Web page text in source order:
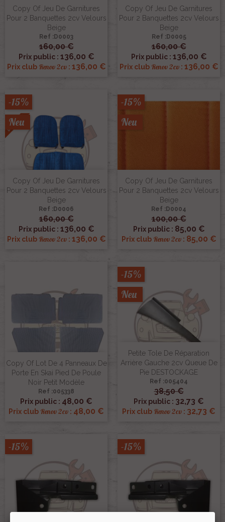
Copy Of Jeu De Garnitures
Pour 2 Banquettes 2cv Velours
Beige
Ref :D0003
160,00 €
Prix public : 136,00 €
Prix club Renov 2cv: 136,00 €
Copy Of Jeu De Garnitures
Pour 2 Banquettes 2cv Velours
Beige
Ref :D0005
160,00 €
Prix public : 136,00 €
Prix club Renov 2cv: 136,00 €
Copy Of Jeu De Garnitures
Pour 2 Banquettes 2cv Velours
Beige
Ref :D0006
160,00 €
Prix public : 136,00 €
Prix club Renov 2cv: 136,00 €
-15%
Neu
Copy Of Jeu De Garnitures
Pour 2 Banquettes 2cv Velours
Beige
Ref :D0004
100,00 €
Prix public : 85,00 €
Prix club Renov 2cv: 85,00 €
-15%
Neu
Copy Of Lot De 4 Panneaux De
Porte En Skai Pied De Poule
Noir Petit Modèle
Ref :005338
Prix public : 48,00 €
Prix club Renov 2cv : 48,00 €
Petite Tole De Réparation
Arrière Gauche 2cv Queue De
Pie DESTOCKAGE
Ref :005404
38,50 €
Prix public : 32,73 €
Prix club Renov 2cv : 32,73 €
-15%
Neu
-15% -15%